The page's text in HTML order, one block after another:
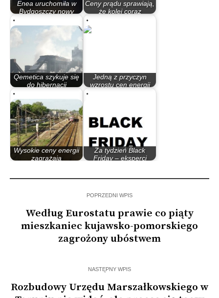
Enea uruchomiła w
Bydgoszczy nowy
Ceny prądu sprawiają,
że kolej coraz
Qemetica szykuje się
do hibernacji
Jedną z przyczyn
wzrostu cen energii
Wysokie ceny energii
zagrażają
Za tydzień Black
Friday – eksperci
POPRZEDNI WPIS
Według Eurostatu prawie co piąty
mieszkaniec kujawsko-pomorskiego
zagrożony ubóstwem
NASTĘPNY WPIS
Rozbudowy Urzędu Marszałkowskiego w